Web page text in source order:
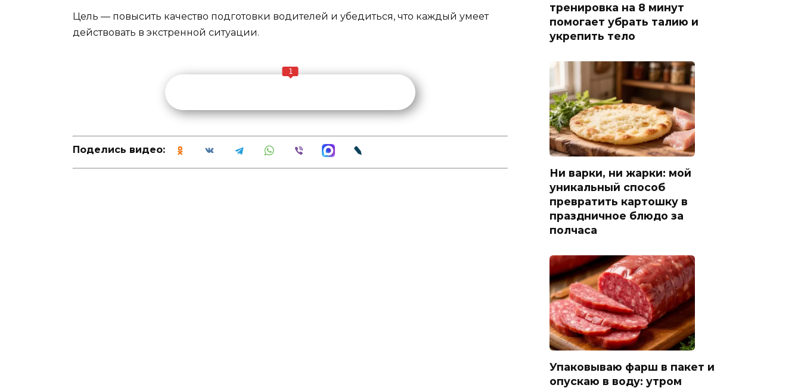
Цель — повысить качество подготовки водителей и убедиться, что каждый умеет
действовать в экстренной ситуации.
1
Поделись видео:
тренировка на 8 минут
помогает убрать талию и
укрепить тело
Ни варки, ни жарки: мой
уникальный способ
превратить картошку в
праздничное блюдо за
полчаса
Упаковываю фарш в пакет и
опускаю в воду: утром